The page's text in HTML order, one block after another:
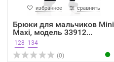
избранное сравнить
Брюки для мальчиков Mini
Maxi, модель 33912...
128 134
(0)